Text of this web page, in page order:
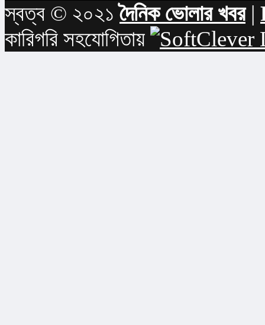
স্বত্ব © ২০২১দৈনিক ভোলার খবর|
কারিগরি সহযোগিতায়